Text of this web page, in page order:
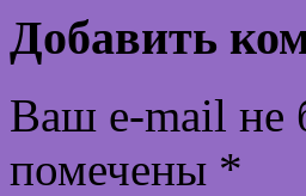
Добавить
Ваш e-mail не
помечены *